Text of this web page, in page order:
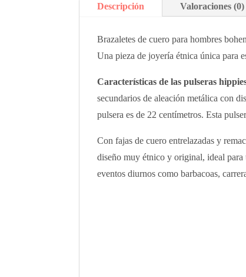
Descripción Valoraciones (0)
Brazaletes de cuero para hombres
Una pieza de joyería étnica única para
Características de las pulseras
secundarios de aleación metálica con
pulsera es de 22 centímetros. Esta
Con fajas de cuero entrelazadas y
diseño muy étnico y original, ideal para
eventos diurnos como barbacoas,